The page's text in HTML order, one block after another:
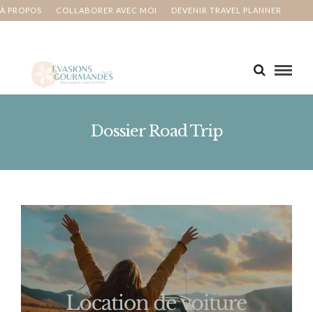
À PROPOS COLLABORER AVEC MOI DEVENIR TRAVEL PLANNER
Dossier Road Trip